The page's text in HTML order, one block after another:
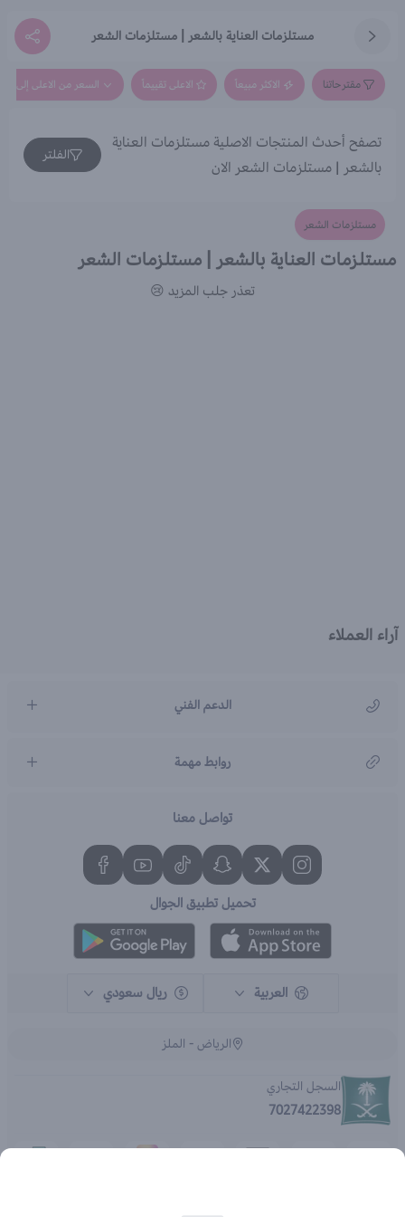
مستلزمات العناية بالشعر | مستلزمات الشعر
مقترحاتنا الاكثر مبيعاً الاعلى تقييماً السعر من الاعلى إلى
تصفح أحدث المنتجات الاصلية مستلزمات العناية
بالشعر | مستلزمات الشعر الان
الفلتر
مستلزمات الشعر
مستلزمات العناية بالشعر | مستلزمات الشعر
تعذر جلب المزيد 😢
آراء العملاء
الدعم الفني
روابط مهمة
تواصل معنا
تحميل تطبيق الجوال
العربية ريال سعودي
الرياض - الملز
السجل التجاري
7027422398